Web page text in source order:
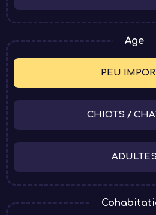
Age
PEU
CHIOTS /
ADULTES